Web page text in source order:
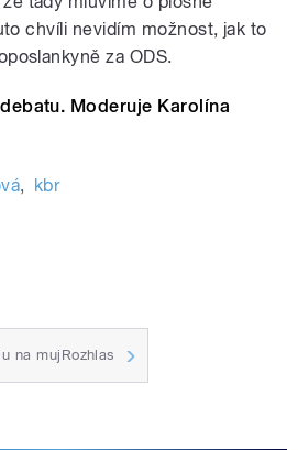
chvíli nevidím možnost, jak to
za ODS.
Moderuje Karolína
, kbr
na mujRozhlas